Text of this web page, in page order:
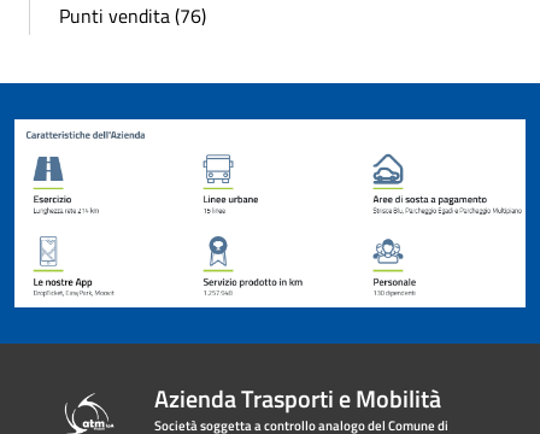
Punti vendita (76)
Azienda Trasporti e Mobilità
Società soggetta a controllo analogo del Comune di